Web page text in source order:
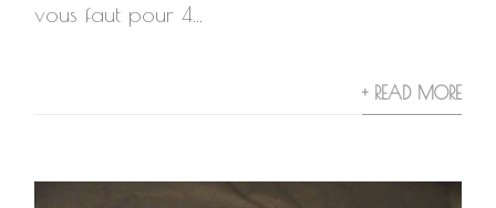
vous faut pour 4...
+ READ MORE